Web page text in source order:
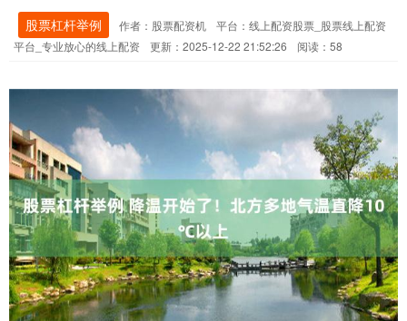
股票杠杆举例 作者：股票配资机
平台：线上配资股票_股票线上配资
平台_专业放心的线上配资
更新：2025-12-22 21:52:26 阅读：58